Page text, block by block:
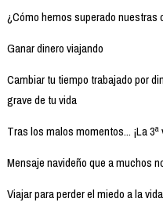
¿Cómo hemos superado nuestras
Ganar dinero viajando
Cambiar tu tiempo trabajado por
grave de tu vida
Tras los malos momentos... ¡La
Mensaje navideño que a muchos
Viajar para perder el miedo a la vida